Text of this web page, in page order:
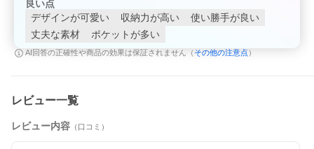
良い点
デザインが可愛い
収納力が高い
使い勝手が良い
丈夫な素材
ポケットが多い
AI回答の正確性や商品の効果は保証されません（ その他の注意点 ）
レビュー一覧
レビュー内容 （口コミ）